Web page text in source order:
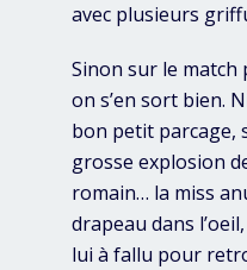
avec plusieurs
Sinon sur le match
on s’en sort bien.
bon petit parcage,
grosse explosion
romain… la miss
drapeau dans
lui à fallu pour